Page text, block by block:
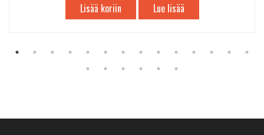
Lisää koriin Lue lisää